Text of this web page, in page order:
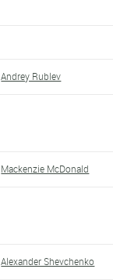
Andrey Rublev
Mackenzie McDonald
Alexander Shevchenko